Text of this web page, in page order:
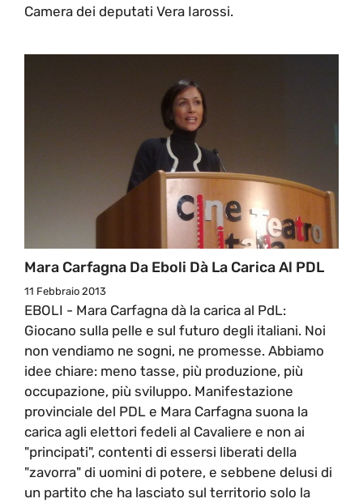
Camera dei deputati Vera Iarossi.
Mara Carfagna Da Eboli Dà La Carica Al PDL
11 Febbraio 2013
EBOLI - Mara Carfagna dà la carica al PdL:
Giocano sulla pelle e sul futuro degli italiani. Noi
non vendiamo ne sogni, ne promesse. Abbiamo
idee chiare: meno tasse, più produzione, più
occupazione, più sviluppo. Manifestazione
provinciale del PDL e Mara Carfagna suona la
carica agli elettori fedeli al Cavaliere e non ai
"principati", contenti di essersi liberati della
"zavorra" di uomini di potere, e sebbene delusi di
un partito che ha lasciato sul territorio solo la